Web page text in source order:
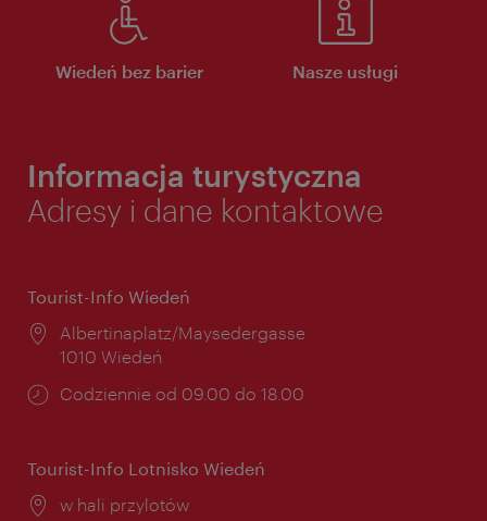
Wiedeń bez barier Nasze usługi
Informacja turystyczna
Adresy i dane kontaktowe
Tourist-Info Wiedeń
Miejsce:
Albertinaplatz/Maysedergasse
1010 Wiedeń
Godziny
Codziennie od 09.00 do 18.00
Tourist-Info Lotnisko Wiedeń
Miejsce:
w hali przylotów